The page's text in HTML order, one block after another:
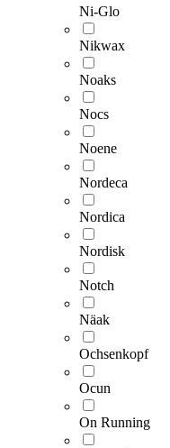
Ni-Glo
Nikwax
Noaks
Nocs
Noene
Nordeca
Nordica
Nordisk
Notch
Näak
Ochsenkopf
Ocun
On Running